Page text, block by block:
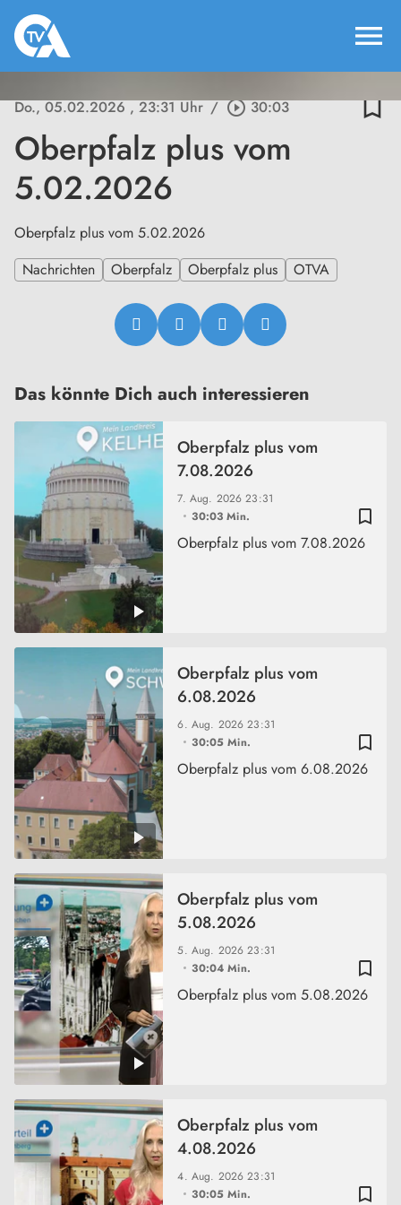
menu
Do., 05.02.2026, 23:31 Uhr / play_circle_outline30:03 bookmark_border
Oberpfalz plus vom
5.02.2026
Oberpfalz plus vom 5.02.2026
Nachrichten
Oberpfalz Oberpfalz plus OTVA
Das könnte Dich auch interessieren
bookmark_border
7. Aug. 202623:31
30:03 Min.
Oberpfalz plus vom
7.08.2026
Oberpfalz plus vom 7.08.2026
bookmark_border
6. Aug. 202623:31
30:05 Min.
Oberpfalz plus vom
6.08.2026
Oberpfalz plus vom 6.08.2026
bookmark_border
5. Aug. 202623:31
30:04 Min.
Oberpfalz plus vom
5.08.2026
Oberpfalz plus vom 5.08.2026
bookmark_border
4. Aug. 202623:31
30:05 Min.
Oberpfalz plus vom
4.08.2026